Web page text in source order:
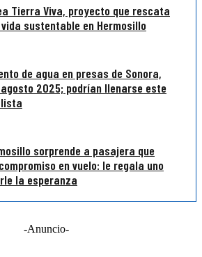
Tierra Viva, proyecto que rescata
sustentable en Hermosillo
de agua en presas de Sonora,
2025; podrían llenarse este
sorprende a pasajera que
en vuelo: le regala uno
la esperanza
-Anuncio-